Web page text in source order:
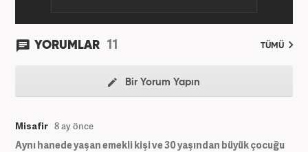
YORUMLAR 11 TÜMÜ
Bir Yorum Yapın
Misafir 8 ay önce
Aynı hanede yaşan emekli kişi ve 30 yaşından büyük çocuğu